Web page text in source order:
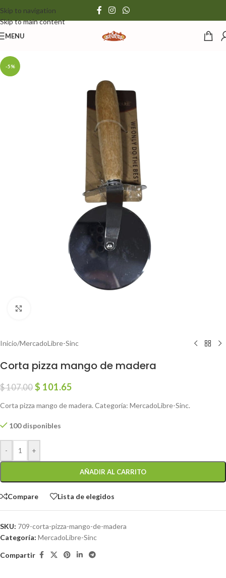
Skip to navigation
Skip to main content
MENU
-5%
Inicio/MercadoLibre-Sinc
Corta pizza mango de madera
$107.00 $ 101.65
Corta pizza mango de madera. Categoría: MercadoLibre-Sinc.
100 disponibles
- +
AÑADIR AL CARRITO
Compare Lista de elegidos
SKU: 709-corta-pizza-mango-de-madera
Categoría: MercadoLibre-Sinc
Compartir